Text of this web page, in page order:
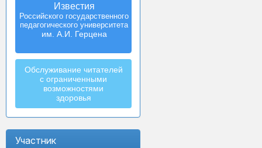
Известия
Российского государственного
педагогического университета
им. А.И. Герцена
Izvestia:
Herzen University
Journal of
Humanities & Sciences
Обслуживание читателей
с ограниченными
возможностями
здоровья
Участник